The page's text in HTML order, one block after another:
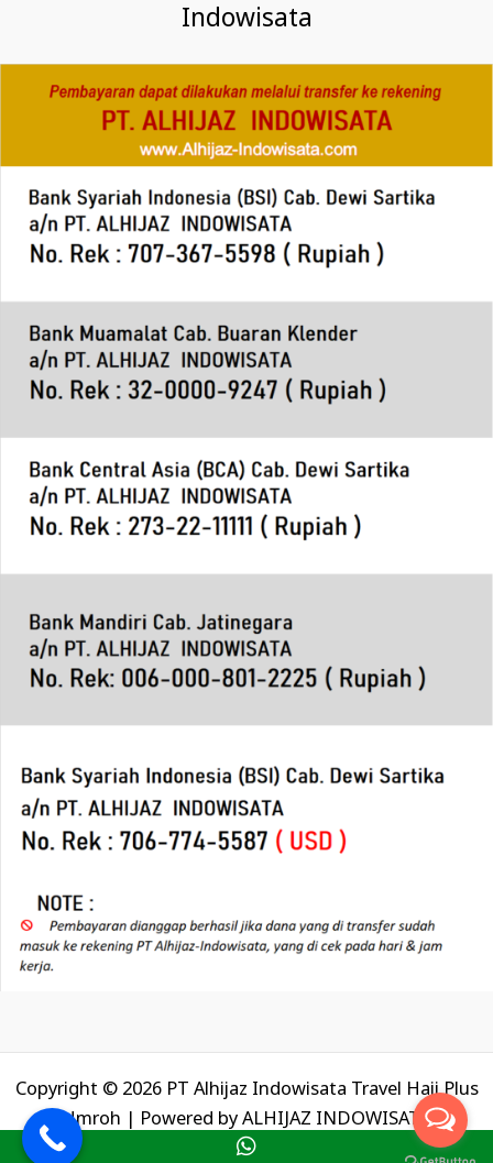
Indowisata
Copyright © 2026 PT Alhijaz Indowisata Travel Haji Plus
Umroh | Powered byALHIJAZ INDOWISATA